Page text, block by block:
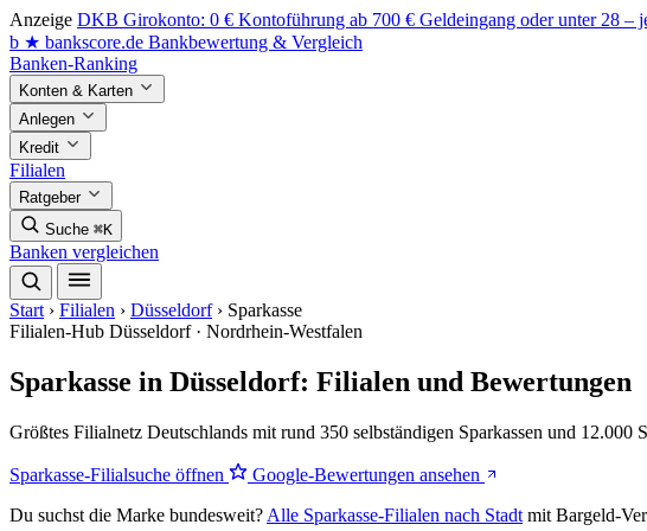
Anzeige DKB Girokonto: 0 € Kontoführung ab 700 € Geldeingang oder unter 28 –
b ★ bankscore.de Bankbewertung & Vergleich
Banken-Ranking
Konten & Karten
Anlegen
Kredit
Filialen
Ratgeber
Suche ⌘K
Banken vergleichen
Start › Filialen › Düsseldorf › Sparkasse
Filialen-Hub Düsseldorf · Nordrhein-Westfalen
Sparkasse in Düsseldorf: Filialen und Bewertungen
Größtes Filialnetz Deutschlands mit rund 350 selbständigen Sparkassen und 12.000
Sparkasse-Filialsuche öffnen
Google-Bewertungen ansehen
Du suchst die Marke bundesweit? Alle Sparkasse-Filialen nach Stadt mit Bargeld-